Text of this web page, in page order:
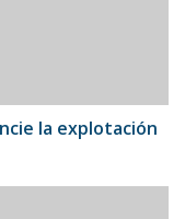
la explotación